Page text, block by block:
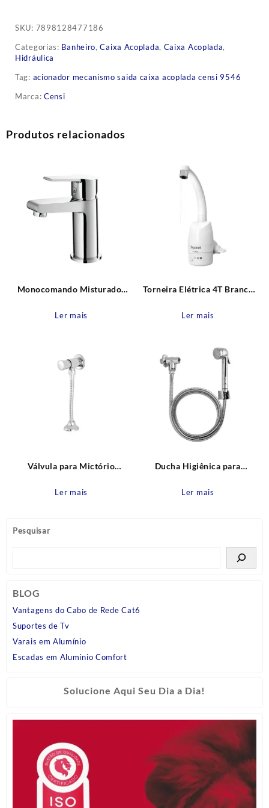
Pesquisar
BLOG
Vantagens do Cabo de Rede Cat6
Suportes de Tv
Varais em Alumínio
Escadas em Alumínio Comfort
Solucione Aqui Seu Dia a Dia!
SKU: 7898128477186
Categorias: Banheiro,Caixa Acoplada, Caixa Acoplada,
Hidráulica
Tag: acionador mecanismo saida caixa acoplada censi 9546
Marca: Censi
Produtos relacionados
Monocomando Misturador
Leão Metais
Ler mais
Torneira Elétrica 4T Branca
Zagonel
Ler mais
Válvula para Mictório
Ler mais
Ducha Higiênica para
Blukit
Ler mais